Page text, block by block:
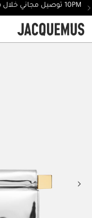
10PM توصيل مجاني خلال ساعتين في دبي للطلبات قبل الساعة